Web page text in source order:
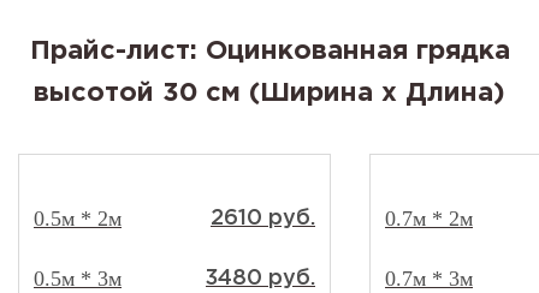
Прайс-лист: Оцинкованная грядка
высотой 30 см (Ширина x Длина)
0.5м * 2м 2610 руб.
0.5м * 3м 3480 руб.
0.7м * 2м
0.7м * 3м